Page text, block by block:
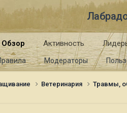
Обзор
Модераторы
Активность
Ветеринария Травмы,